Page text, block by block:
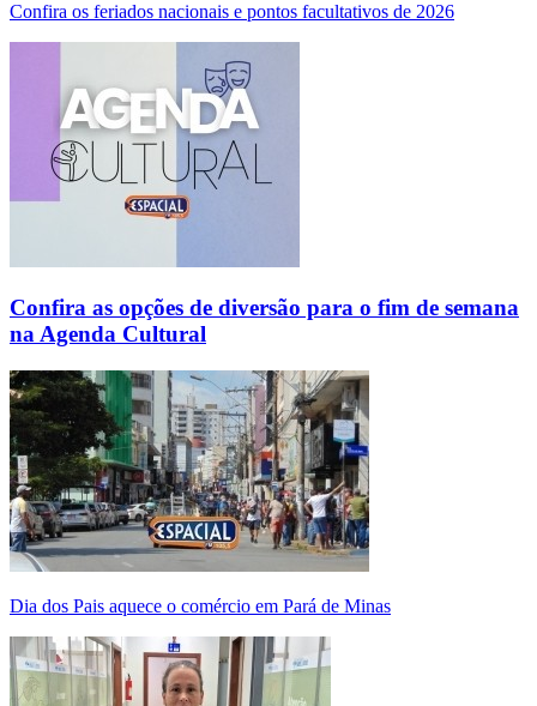
Confira os feriados nacionais e pontos facultativos de 2026
Confira as opções de diversão para o fim de semana
na Agenda Cultural
Dia dos Pais aquece o comércio em Pará de Minas